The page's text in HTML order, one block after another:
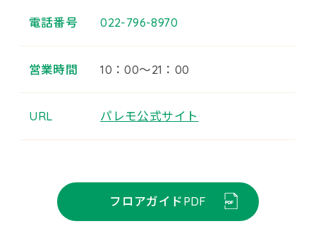
電話番号 022-796-8970
営業時間 10：00～21：00
URL パレモ公式サイト
フロアガイドPDF